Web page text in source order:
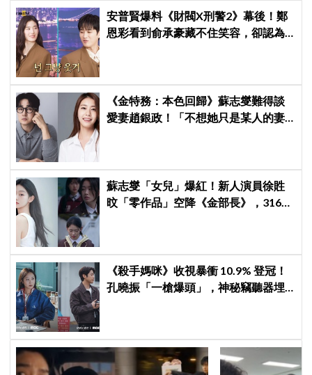
安普賢爆料《財閥X刑警2》幕後！鄭
恩彩看到俞承豪藏不住笑容，卻認為
《金特務：本色回歸》蘇志燮難得談
愛妻趙銀政！「不想她只是某人的妻
蘇志燮「女兒」爆紅！新人演員徐貹
旼「零作品」空降《金部長》，316萬
《殺手媽咪》收視暴衝 10.9% 登冠！
孔曉振「一槍爆頭」，神秘竊聽器埋